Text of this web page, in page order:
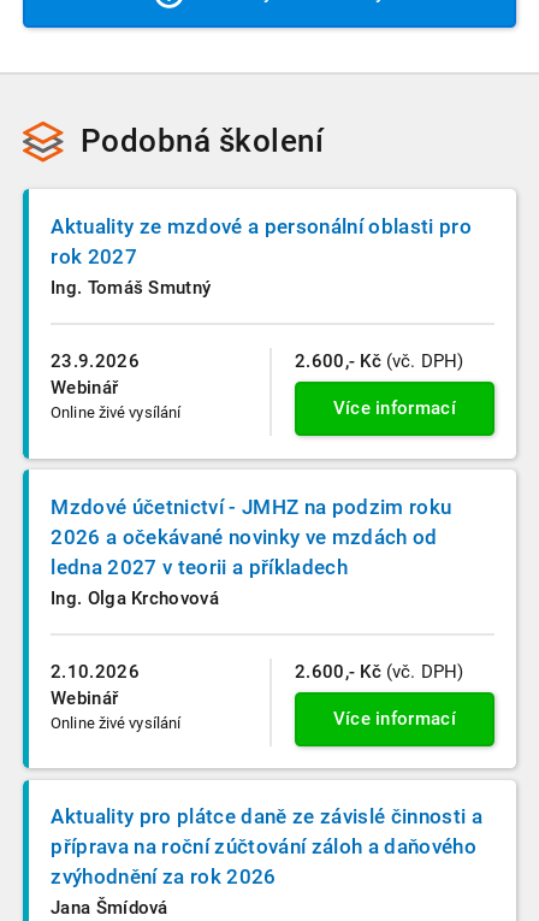
k videu je automatizovaně zneplatněn. Vždy nás můžete
samozřejmě kontaktovat a situaci spolu prověříme.
vytisknout.
Podobná školení
23.9.2026
Webinář
Online živé vysílání
Aktuality ze mzdové a personální oblasti pro
rok 2027
Ing. Tomáš Smutný
2.600,- Kč (vč. DPH)
Více informací
2.10.2026
Webinář
Online živé vysílání
Mzdové účetnictví - JMHZ na podzim roku
2026 a očekávané novinky ve mzdách od
ledna 2027 v teorii a příkladech
Ing. Olga Krchovová
2.600,- Kč (vč. DPH)
Více informací
Aktuality pro plátce daně ze závislé činnosti a
příprava na roční zúčtování záloh a daňového
zvýhodnění za rok 2026
Jana Šmídová